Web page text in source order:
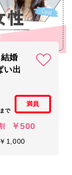
婚
い出
まで
満員
￥500
1,000